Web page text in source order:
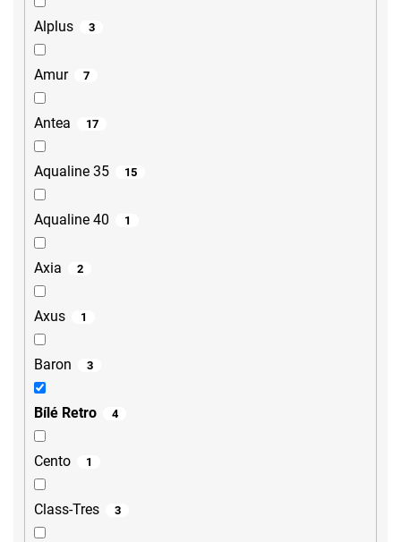
Alplus 3
Amur 7
Antea 17
Aqualine 35 15
Aqualine 40 1
Axia 2
Axus 1
Baron 3
Bílé Retro 4
Cento 1
Class-Tres 3